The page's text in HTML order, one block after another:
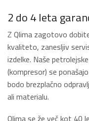
2 do 4 leta
Z Qlima zagotovo
kvaliteto, zanesljiv
izdelke. Naše
(kompresor) se
bodo brezplačno
ali materialu.